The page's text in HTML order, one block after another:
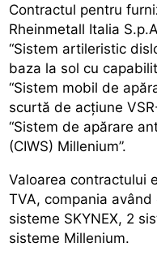
Contractul pentru
Rheinmetall Italia
“Sistem artileristic
baza la sol cu
“Sistem mobil de
scurtă de acțiune
“Sistem de apărare
(CIWS) Millenium”.
Valoarea contractului
TVA, compania
sisteme SKYNEX, 2
sisteme Millenium.